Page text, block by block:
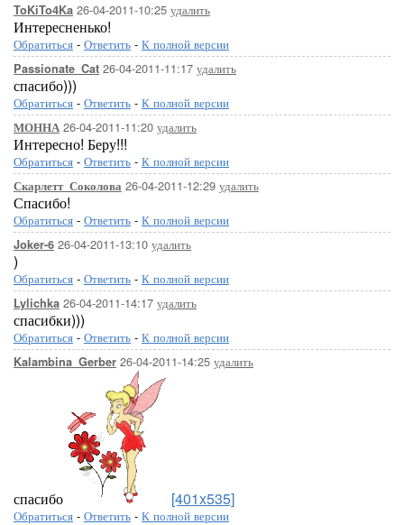
ToKiTo4Ka 26-04-2011-10:25 удалить
Интересненько!
Обратиться - Ответить - К полной версии
Passionate_Cat 26-04-2011-11:17 удалить
спасибо)))
Обратиться - Ответить - К полной версии
МОННА 26-04-2011-11:20 удалить
Интересно! Беру!!!
Обратиться - Ответить - К полной версии
Скарлетт_Соколова 26-04-2011-12:29 удалить
Спасибо!
Обратиться - Ответить - К полной версии
Joker-6 26-04-2011-13:10 удалить
)
Обратиться - Ответить - К полной версии
Lylichka 26-04-2011-14:17 удалить
спасибки)))
Обратиться - Ответить - К полной версии
Kalambina_Gerber 26-04-2011-14:25 удалить
спасибо [401x535]
Обратиться - Ответить - К полной версии